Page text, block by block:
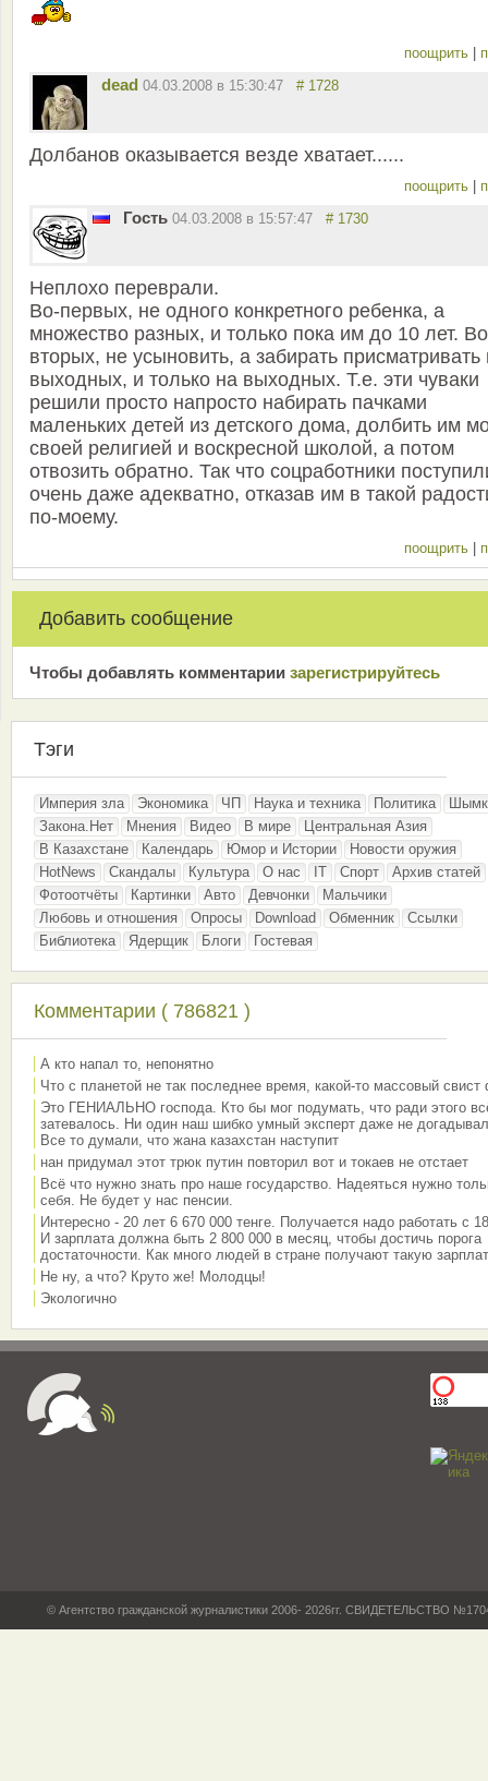
поощрить
dead 04.03.2008 в 15:30:47 # 1728
Долбанов оказывается везде хватает......
поощрить
Гость 04.03.2008 в 15:57:47 # 1730
Неплохо переврали.
Во-первых, не одного конкретного ребенка, а
множество разных, и только пока им до 10 лет.
вторых, не усыновить, а забирать присматривать
выходных, и только на выходных. Т.е. эти чуваки
решили просто напросто набирать пачками
маленьких детей из детского дома, долбить им
своей религией и воскресной школой, а потом
отвозить обратно. Так что соцработники
очень даже адекватно, отказав им в такой
по-моему.
поощрить
Добавить сообщение
Чтобы добавлять комментарии зарeгиcтрирyйтeсь
Тэги
Империя зла Экономика ЧП Наука и техника Политика
Закона.Нет
Мнения Видео В мире
Центральная Азия
В Казахстане
Календарь Юмор и Истории
Новости оружия
HotNews
Скандалы Культура О нас IT Спорт
Архив статей
Фотоотчёты
Картинки Авто Девчонки
Мальчики
Любовь и отношения
Опросы Download Обменник
Ссылки
Библиотека
Ядерщик Блоги Гостевая
Комментарии ( 786821 )
А кто напал то, непонятно
Что с планетой не так последнее время, какой-то массовый свист
Это ГЕНИАЛЬНО господа. Кто бы мог подумать, что ради этого
затевалось. Ни один наш шибко умный эксперт даже не
Все то думали, что жана казахстан наступит
нан придумал этот трюк путин повторил вот и токаев не отстает
Всё что нужно знать про наше государство. Надеяться нужно
себя. Не будет у нас пенсии.
Интересно - 20 лет 6 670 000 тенге. Получается надо работать с
И зарплата должна быть 2 800 000 в месяц, чтобы достичь порога
достаточности. Как много людей в стране получают такую
Не ну, а что? Круто же! Молодцы!
Экологично
© Агентство гражданской журналистики 2006- 2026гг. СВИДЕТЕЛЬСТВО